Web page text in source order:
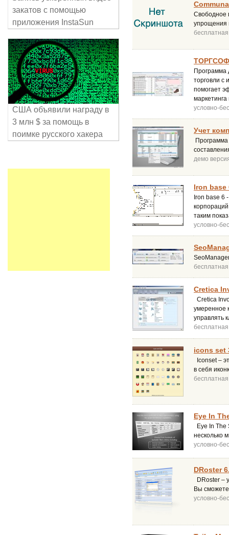
Свободное
упрощения
бесплатная
Программа
торговли с
помогает
маркетинга
условно-
Учет
Программа
демо
Iron base
Iron base 6
таким
условно-
бесплатная
Cretica
Cretica
умеренное
управлять
бесплатная
icons set
Iconset –
в себя
бесплатная
Eye In
Eye In The
несколько
условно-
DRoster
DRoster –
Вы сможете
условно-
закатов с помощью
приложения InstaSun
США объявили награду в
3 млн $ за помощь в
поимке русского хакера